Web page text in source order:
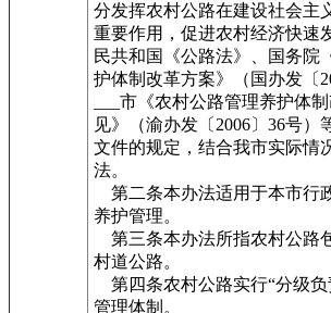
分发挥农村公路在建设社会主
重要作用，促进农村经济快速
民共和国《公路法》、国务院
护体制改革方案》（国办发〔
___市《农村公路管理养护体
见》（渝办发〔2006〕36号）
文件的规定，结合我市实际情
法。
第二条本办法适用于本市行
养护管理。
第三条本办法所指农村公路
村道公路。
第四条农村公路实行“分级负
管理体制。